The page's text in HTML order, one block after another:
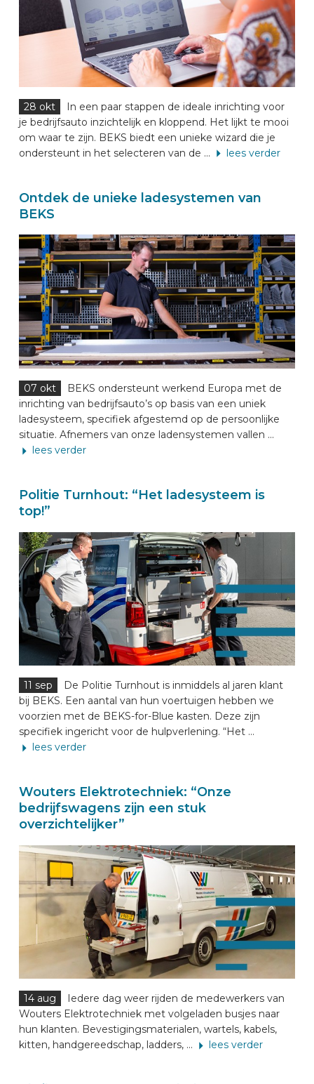
28 okt
In een paar stappen de ideale inrichting voor
je bedrijfsauto inzichtelijk en kloppend. Het lijkt te mooi
om waar te zijn. BEKS biedt een unieke wizard die je
ondersteunt in het selecteren van de ...
lees verder
Ontdek de unieke ladesystemen van
BEKS
07 okt
BEKS ondersteunt werkend Europa met de
inrichting van bedrijfsauto’s op basis van een uniek
ladesysteem, specifiek afgestemd op de persoonlijke
situatie. Afnemers van onze ladensystemen vallen ...
lees verder
Politie Turnhout: “Het ladesysteem is
top!”
11 sep
De Politie Turnhout is inmiddels al jaren klant
bij BEKS. Een aantal van hun voertuigen hebben we
voorzien met de BEKS-for-Blue kasten. Deze zijn
specifiek ingericht voor de hulpverlening. “Het ...
lees verder
Wouters Elektrotechniek: “Onze
bedrijfswagens zijn een stuk
overzichtelijker”
14 aug
Iedere dag weer rijden de medewerkers van
Wouters Elektrotechniek met volgeladen busjes naar
hun klanten. Bevestigingsmaterialen, wartels, kabels,
kitten, handgereedschap, ladders, ...
lees verder